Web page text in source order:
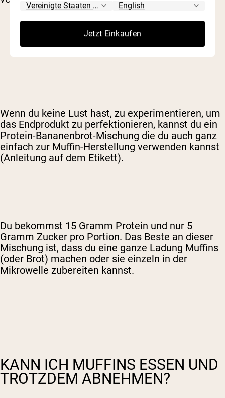
Wenn du keine Lust hast, zu experimentieren, um
das Endprodukt zu perfektionieren, kannst du ein
Protein-Bananenbrot-Mischung die du auch ganz
einfach zur Muffin-Herstellung verwenden kannst
(Anleitung auf dem Etikett).
Du bekommst 15 Gramm Protein und nur 5
Gramm Zucker pro Portion. Das Beste an dieser
Mischung ist, dass du eine ganze Ladung Muffins
(oder Brot) machen oder sie einzeln in der
Mikrowelle zubereiten kannst.
KANN ICH MUFFINS ESSEN UND
TROTZDEM ABNEHMEN?
Jetzt Einkaufen